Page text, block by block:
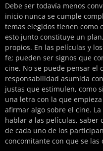
Debe ser todavía menos
inicio nunca se cumple
temas elegidos tienen como
esto junto constituye un
propios. En las películas y
fe; pueden ser signos que
cine. No se puede pensar el
responsabilidad asumida
justas que estimulen, como
una letra con la que
afirmar algo sobre el cine.
hablar a las películas, saber
de cada uno de los
concomitante con que se las